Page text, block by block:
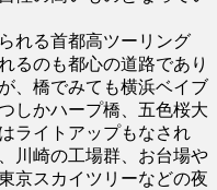
るのも都心の道路であり
、橋でみても横浜ベイブ
しかハープ橋、五色桜大
ライトアップもなされ
川崎の工場群、お台場や
京スカイツリーなどの夜